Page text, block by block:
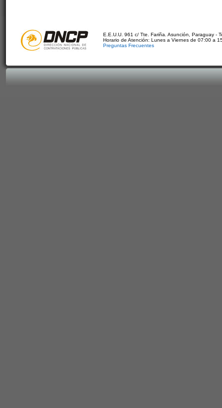
E.E.U.U. 961 c/ Tte. Fariña. Asunción, Paraguay -
Horario de Atención: Lunes a Viernes de 07:00 a
Preguntas Frecuentes